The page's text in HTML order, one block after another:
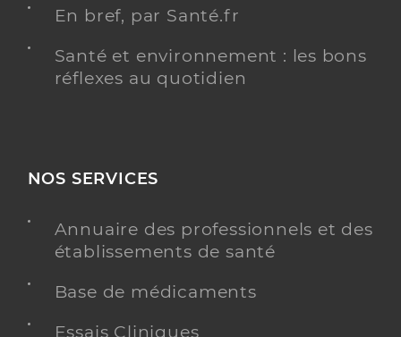
En bref, par Santé.fr
Santé et environnement : les bons
réflexes au quotidien
NOS SERVICES
Annuaire des professionnels et des
établissements de santé
Base de médicaments
Essais Cliniques